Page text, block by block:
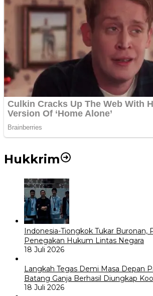
Hukkrim
Indonesia-Tiongkok Tukar Buronan,
Penegakan Hukum Lintas Negara
18 Juli 2026
Langkah Tegas Demi Masa Depan
Batang Ganja Berhasil Diungkap
18 Juli 2026